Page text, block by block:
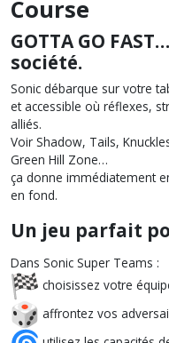
Course
GOTTA GO
société.
Sonic débarque sur votre
et accessible où réflexes,
alliés.
Voir Shadow, Tails,
Green Hill Zone…
ça donne immédiatement
en fond.
Un jeu parfait
Dans Sonic Super Teams :
choisissez votre
affrontez vos